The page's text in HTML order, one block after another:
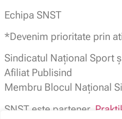
Echipa SNST
*Devenim prioritate prin
Sindicatul Naţional Sport
Afiliat Publisind
Membru Blocul Naţional
SNST este partener